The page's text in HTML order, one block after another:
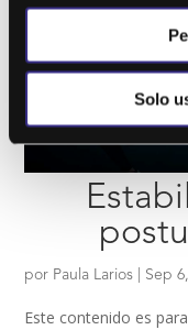
Solo
por Paula Larios Sep
Este contenido es